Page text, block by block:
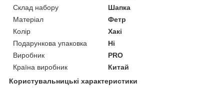
Склад набору
Шапка
Матеріал
Фетр
Колір
Хакі
Подарункова упаковка
Ні
Виробник
PRO
Країна виробник
Китай
Користувальницькі характеристики